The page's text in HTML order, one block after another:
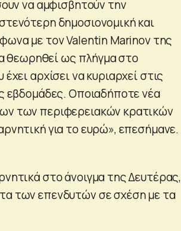
να αμφισβητούν την
δημοσιονομική και
με τον Valentin Marinov της
θεωρηθεί ως πλήγμα στο
αρχίσει να κυριαρχεί στις
εβδομάδες. Οποιαδήποτε νέα
των περιφερειακών κρατικών
για το ευρώ», επεσήμανε.
στο άνοιγμα της Δευτέρας,
των επενδυτών σε σχέση με τα